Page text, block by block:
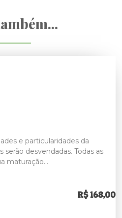
e particularidades da
desvendadas. Todas as
maturação…
R$ 168,00